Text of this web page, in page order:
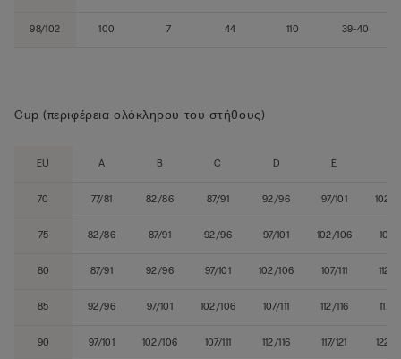
98/102 100 7 44 110 39-40
Cup (περιφέρεια ολόκληρου του στήθους)
EU A B C D E
70 77/81 82/86 87/91 92/96 97/101 102/
75 82/86 87/91 92/96 97/101 102/106 107/
80 87/91 92/96 97/101 102/106 107/111 112/
85 92/96 97/101 102/106 107/111 112/116 117/
90 97/101 102/106 107/111 112/116 117/121 122/